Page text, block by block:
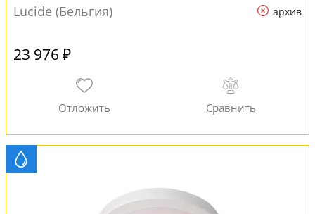
Lucide (Бельгия)
архив
23 976 ₽